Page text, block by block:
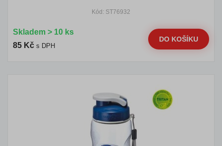
Kód: ST76932
Skladem > 10 ks
85 Kč s DPH
DO KOŠÍKU